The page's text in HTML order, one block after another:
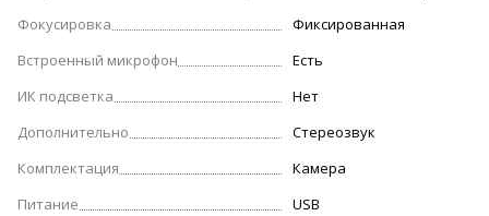
Фокусировка
Фиксированная
Встроенный микрофон
Есть
ИК подсветка
Нет
Дополнительно
Стереозвук
Комплектация
Камера
Питание
USB